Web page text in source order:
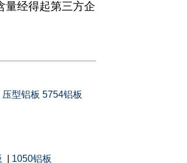
经得起第三方企
压型铝板 5754铝板
1050铝板